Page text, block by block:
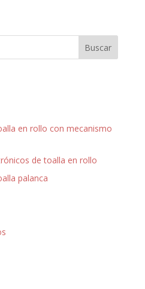
en rollo con mecanismo
de toalla en rollo
palanca